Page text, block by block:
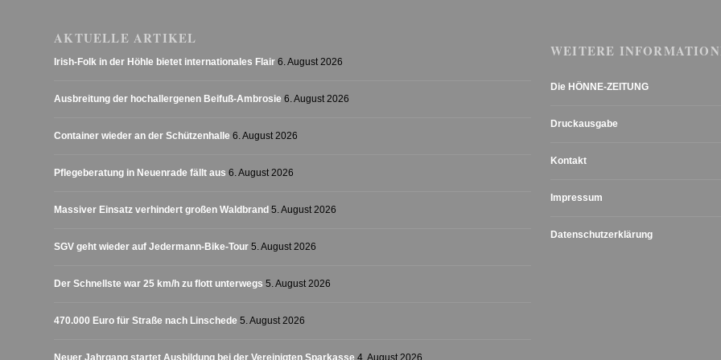
AKTUELLE ARTIKEL
Irish-Folk in der Höhle bietet internationales Flair 6. August 2026
Ausbreitung der hochallergenen Beifuß-Ambrosie 6. August 2026
Container wieder an der Schützenhalle 6. August 2026
Pflegeberatung in Neuenrade fällt aus 6. August 2026
Massiver Einsatz verhindert großen Waldbrand 5. August 2026
SGV geht wieder auf Jedermann-Bike-Tour 5. August 2026
Der Schnellste war 25 km/h zu flott unterwegs 5. August 2026
470.000 Euro für Straße nach Linschede 5. August 2026
Neuer Jahrgang startet Ausbildung bei der Vereinigten Sparkasse 4. August 2026
WEITERE
Die HÖNNE-ZEITUNG
Druckausgabe
Kontakt
Impressum
Datenschutzerklärung